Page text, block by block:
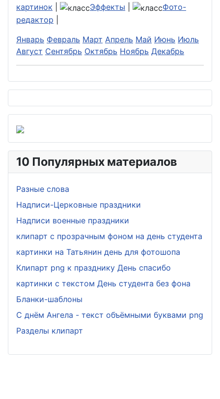
картинок
Эффекты
Фото-
редактор
Январь Февраль Март Апрель Май Июнь Июль
Август Сентябрь Октябрь Ноябрь Декабрь
10 Популярных материалов
Разные слова
Надписи-Церковные праздники
Надписи военные праздники
клипарт с прозрачным фоном на день студента
картинки на Татьянин день для фотошопа
Клипарт png к празднику День спасибо
картинки с текстом День студента без фона
Бланки-шаблоны
С днём Ангела - текст объёмными буквами png
Разделы клипарт